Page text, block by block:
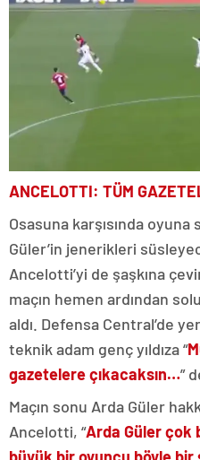
ANCELOTTI: TÜM
Osasuna karşısında
Güler’in jenerikleri
Ancelotti’yi de şaşkına
maçın hemen ardından
aldı. Defensa Central’de
teknik adam genç yıldıza “
gazetelere çıkacaksın…”
Maçın sonu Arda Güler
Ancelotti, “Arda Güler çok